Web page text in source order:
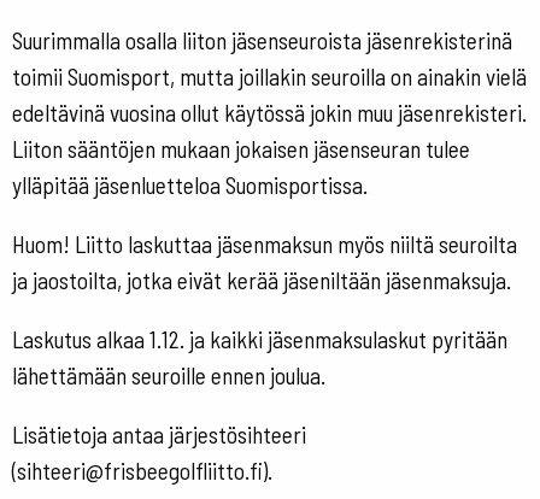
Suurimmalla osalla liiton jäsenseuroista jäsenrekisterinä
toimii Suomisport, mutta joillakin seuroilla on ainakin vielä
edeltävinä vuosina ollut käytössä jokin muu jäsenrekisteri.
Liiton sääntöjen mukaan jokaisen jäsenseuran tulee
ylläpitää jäsenluetteloa Suomisportissa.
Huom! Liitto laskuttaa jäsenmaksun myös niiltä seuroilta
ja jaostoilta, jotka eivät kerää jäseniltään jäsenmaksuja.
Laskutus alkaa 1.12. ja kaikki jäsenmaksulaskut pyritään
lähettämään seuroille ennen joulua.
Lisätietoja antaa järjestösihteeri
(sihteeri@frisbeegolfliitto.fi).